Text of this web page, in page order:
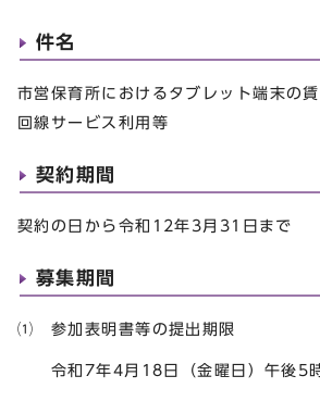
件名
市営保育所におけるタブレット端末の
回線サービス利用等
契約期間
契約の日から令和12年3月31日まで
募集期間
⑴ 参加表明書等の提出期限
令和7年4月18日（金曜日）午後5時